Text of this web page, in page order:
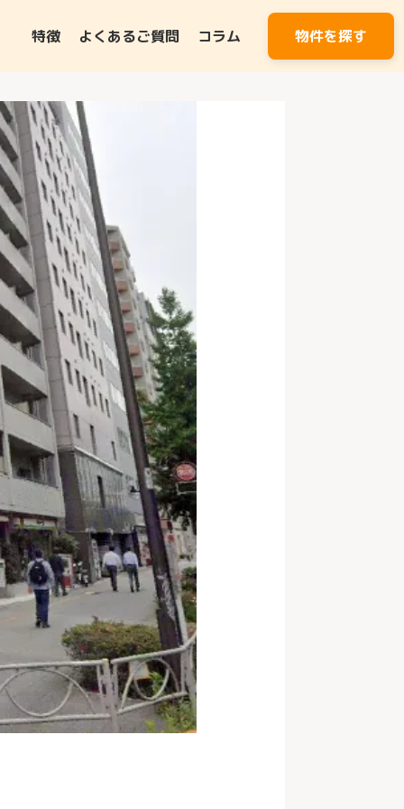
特徴 よくあるご質問 コラム 物件を探す